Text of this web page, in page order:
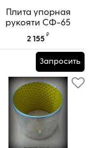
Плита упорная
рукояти СФ-65
94240052
2 155
₽
Запросить